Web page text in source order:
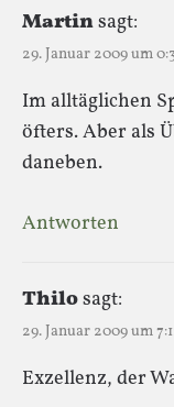
Martinsagt:
29. Januar 2009 um
Im alltäglichen
öfters. Aber als
daneben.
Antworten
Thilosagt:
29. Januar 2009 um
Exzellenz, der